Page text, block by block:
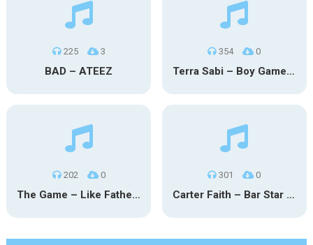
225 3
BAD – ATEEZ
354 0
Terra Sabi – Boy Game X Marcia Cruz
202 0
The Game – Like Father Like Daughter
301 0
Carter Faith – Bar Star Vevo